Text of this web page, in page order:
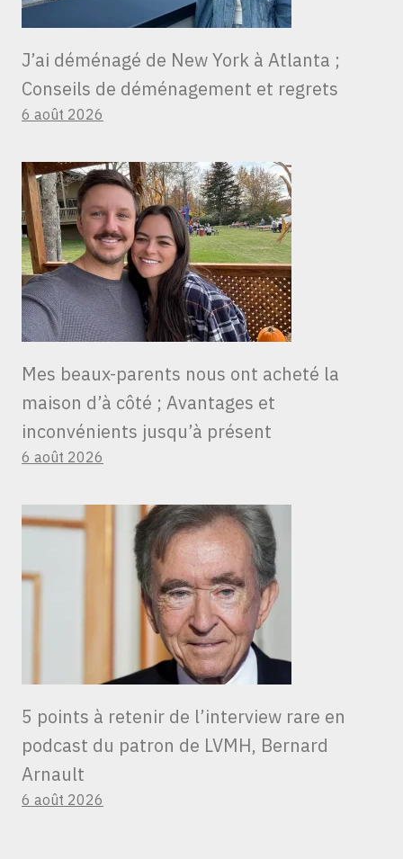
J’ai déménagé de New York à Atlanta ;
Conseils de déménagement et regrets
6 août 2026
Mes beaux-parents nous ont acheté la
maison d’à côté ; Avantages et
inconvénients jusqu’à présent
6 août 2026
5 points à retenir de l’interview rare en
podcast du patron de LVMH, Bernard
Arnault
6 août 2026